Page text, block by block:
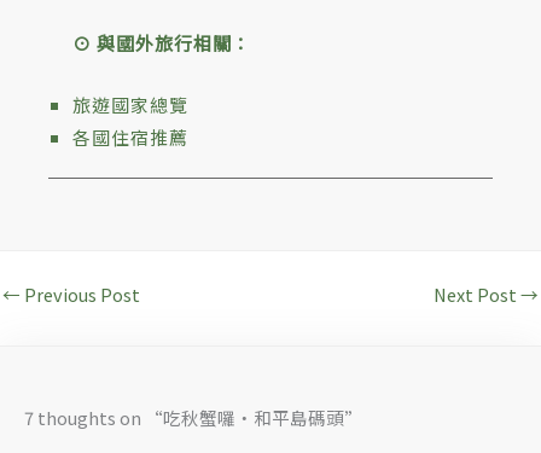
⊙ 與國外旅行相關：
旅遊國家總覽
各國住宿推薦
← Previous Post Next Post→
7 thoughts on “吃秋蟹囉‧和平島碼頭”